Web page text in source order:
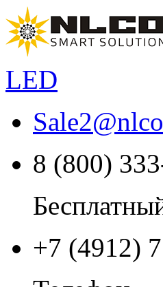
LED
Sale2@
8 (800)
+7 (4912)